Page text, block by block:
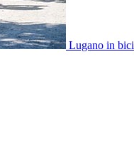
Lugano in bici